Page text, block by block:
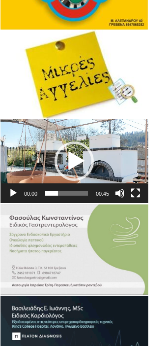
Πρόγραμμα
Αναπαραγωγής
Βίντεο
00:00 00:45